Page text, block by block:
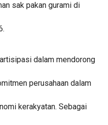
sak pakan gurami di
dalam mendorong
perusahaan dalam
kerakyatan. Sebagai